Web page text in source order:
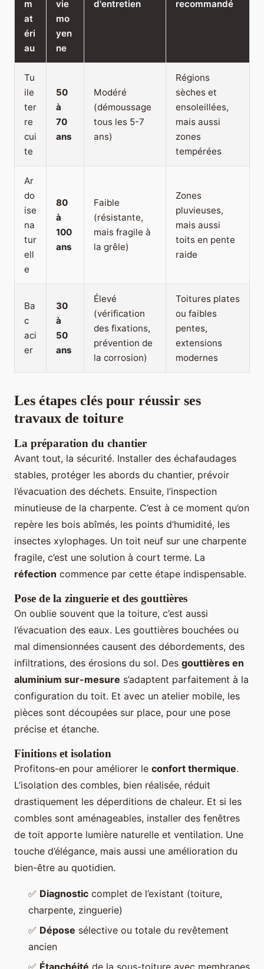
m
at
éri
au
vie
mo
yen
ne
d'entretien recommandé
Tu
ile
ter
re
cui
te
50
à
70
ans
Modéré
(démoussage
tous les 5-7
ans)
Régions
sèches et
ensoleillées,
mais aussi
zones
tempérées
Ar
do
ise
na
tur
ell
e
80
à
100
ans
Faible
(résistante,
mais fragile à
la grêle)
Zones
pluvieuses,
mais aussi
toits en pente
raide
Ba
c
aci
er
30
à
50
ans
Élevé
(vérification
des fixations,
prévention de
la corrosion)
Toitures plates
ou faibles
pentes,
extensions
modernes
Les étapes clés pour réussir ses
travaux de toiture
La préparation du chantier
Avant tout, la sécurité. Installer des échafaudages
stables, protéger les abords du chantier, prévoir
l’évacuation des déchets. Ensuite, l’inspection
minutieuse de la charpente. C’est à ce moment qu’on
repère les bois abîmés, les points d’humidité, les
insectes xylophages. Un toit neuf sur une charpente
fragile, c’est une solution à court terme. La
réfection commence par cette étape indispensable.
Pose de la zinguerie et des gouttières
On oublie souvent que la toiture, c’est aussi
l’évacuation des eaux. Les gouttières bouchées ou
mal dimensionnées causent des débordements, des
infiltrations, des érosions du sol. Des gouttières en
aluminium sur-mesure s’adaptent parfaitement à la
configuration du toit. Et avec un atelier mobile, les
pièces sont découpées sur place, pour une pose
précise et étanche.
Finitions et isolation
Profitons-en pour améliorer le confort thermique.
L’isolation des combles, bien réalisée, réduit
drastiquement les déperditions de chaleur. Et si les
combles sont aménageables, installer des fenêtres
de toit apporte lumière naturelle et ventilation. Une
touche d’élégance, mais aussi une amélioration du
bien-être au quotidien.
✅ Diagnostic complet de l’existant (toiture,
charpente, zinguerie)
✅ Dépose sélective ou totale du revêtement
ancien